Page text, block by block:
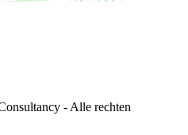
- Alle rechten